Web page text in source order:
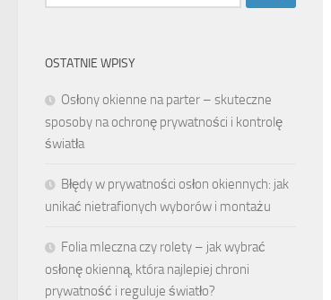
OSTATNIE WPISY
Osłony okienne na parter – skuteczne
sposoby na ochronę prywatności i kontrolę
światła
Błędy w prywatności osłon okiennych: jak
unikać nietrafionych wyborów i montażu
Folia mleczna czy rolety – jak wybrać
osłonę okienną, która najlepiej chroni
prywatność i reguluje światło?